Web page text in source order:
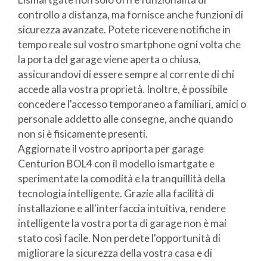
controllo a distanza, ma fornisce anche funzioni di
sicurezza avanzate. Potete ricevere notifiche in
tempo reale sul vostro smartphone ogni volta che
la porta del garage viene aperta o chiusa,
assicurandovi di essere sempre al corrente di chi
accede alla vostra proprietà. Inoltre, è possibile
concedere l'accesso temporaneo a familiari, amici o
personale addetto alle consegne, anche quando
non si è fisicamente presenti.
Aggiornate il vostro apriporta per garage
Centurion BOL4 con il modello ismartgate e
sperimentate la comodità e la tranquillità della
tecnologia intelligente. Grazie alla facilità di
installazione e all'interfaccia intuitiva, rendere
intelligente la vostra porta di garage non è mai
stato così facile. Non perdete l'opportunità di
migliorare la sicurezza della vostra casa e di